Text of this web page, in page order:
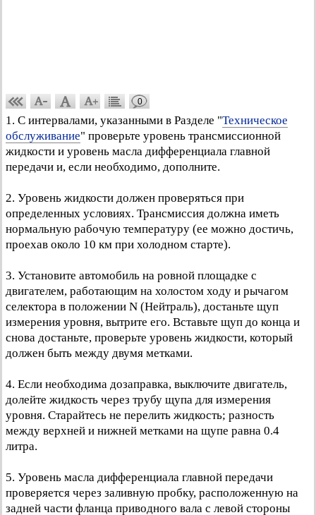
0
1. С интервалами, указанными в Разделе "Техническое
обслуживание" проверьте уровень трансмиссионной
жидкости и уровень масла дифференциала главной
передачи и, если необходимо, дополните.
2. Уровень жидкости должен проверяться при
определенных условиях. Трансмиссия должна иметь
нормальную рабочую температуру (ее можно достичь,
проехав около 10 км при холодном старте).
3. Установите автомобиль на ровной площадке с
двигателем, работающим на холостом ходу и рычагом
селектора в положении N (Нейтраль), достаньте щуп
измерения уровня, вытрите его. Вставьте щуп до конца и
снова достаньте, проверьте уровень жидкости, который
должен быть между двумя метками.
4. Если необходима дозаправка, выключите двигатель,
долейте жидкость через трубу щупа для измерения
уровня. Старайтесь не перелить жидкость; разность
между верхней и нижней метками на щупе равна 0.4
литра.
5. Уровень масла дифференциала главной передачи
проверяется через заливную пробку, расположенную на
задней части фланца приводного вала с левой стороны